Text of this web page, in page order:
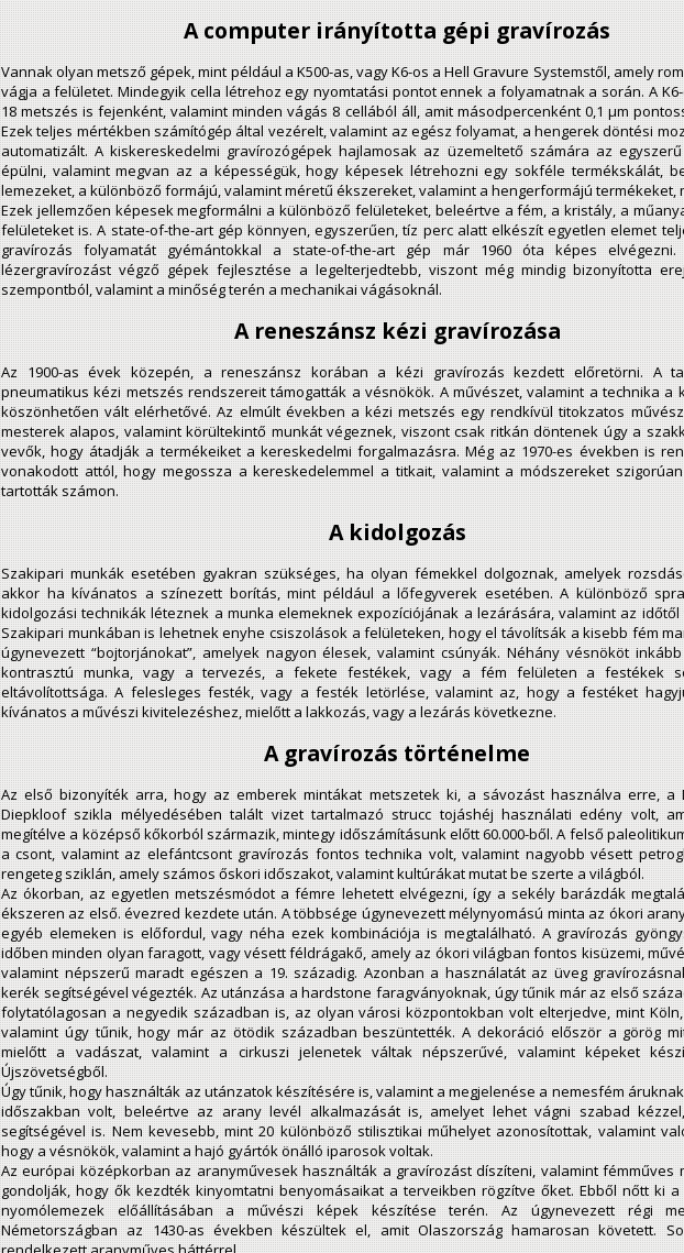
A computer irányította gépi gravírozás
Vannak olyan metsző gépek, mint például a K500-as, vagy K6-os a Hell Gravure Systemstől, amely
vágja a felületet. Mindegyik cella létrehoz egy nyomtatási pontot ennek a folyamatnak a során. A
18 metszés is fejenként, valamint minden vágás 8 cellából áll, amit másodpercenként 0,1 µm
Ezek teljes mértékben számítógép által vezérelt, valamint az egész folyamat, a hengerek döntési
automatizált. A kiskereskedelmi gravírozógépek hajlamosak az üzemeltető számára az
épülni, valamint megvan az a képességük, hogy képesek létrehozni egy sokféle termékskálát,
lemezeket, a különböző formájú, valamint méretű ékszereket, valamint a hengerformájú termékeket,
Ezek jellemzően képesek megformálni a különböző felületeket, beleértve a fém, a kristály, a
felületeket is. A state-of-the-art gép könnyen, egyszerűen, tíz perc alatt elkészít egyetlen elemet
gravírozás folyamatát gyémántokkal a state-of-the-art gép már 1960 óta képes
lézergravírozást végző gépek fejlesztése a legelterjedtebb, viszont még mindig bizonyította
szempontból, valamint a minőség terén a mechanikai vágásoknál.
A reneszánsz kézi gravírozása
Az 1900-as évek közepén, a reneszánsz korában a kézi gravírozás kezdett előretörni. A
pneumatikus kézi metszés rendszereit támogatták a vésnökök. A művészet, valamint a technika a
köszönhetően vált elérhetővé. Az elmúlt években a kézi metszés egy rendkívül titokzatos
mesterek alapos, valamint körültekintő munkát végeznek, viszont csak ritkán döntenek úgy a
vevők, hogy átadják a termékeiket a kereskedelmi forgalmazásra. Még az 1970-es években is
vonakodott attól, hogy megossza a kereskedelemmel a titkait, valamint a módszereket
tartották számon.
A kidolgozás
Szakipari munkák esetében gyakran szükséges, ha olyan fémekkel dolgoznak, amelyek
akkor ha kívánatos a színezett borítás, mint például a lőfegyverek esetében. A különböző
kidolgozási technikák léteznek a munka elemeknek expozíciójának a lezárására, valamint az
Szakipari munkában is lehetnek enyhe csiszolások a felületeken, hogy el távolítsák a kisebb fém
úgynevezett “bojtorjánokat”, amelyek nagyon élesek, valamint csúnyák. Néhány vésnököt
kontrasztú munka, vagy a tervezés, a fekete festékek, vagy a fém felületen a festékek
eltávolítottsága. A felesleges festék, vagy a festék letörlése, valamint az, hogy a festéket
kívánatos a művészi kivitelezéshez, mielőtt a lakkozás, vagy a lezárás következne.
A gravírozás történelme
Az első bizonyíték arra, hogy az emberek mintákat metszetek ki, a sávozást használva erre, a
Diepkloof szikla mélyedésében talált vizet tartalmazó strucc tojáshéj használati edény volt,
megítélve a középső kőkorból származik, mintegy időszámításunk előtt 60.000-ből. A felső
a csont, valamint az elefántcsont gravírozás fontos technika volt, valamint nagyobb vésett
rengeteg sziklán, amely számos őskori időszakot, valamint kultúrákat mutat be szerte a világból.
Az ókorban, az egyetlen metszésmódot a fémre lehetett elvégezni, így a sekély barázdák
ékszeren az első. évezred kezdete után. A többsége úgynevezett mélynyomású minta az ókori
egyéb elemeken is előfordul, vagy néha ezek kombinációja is megtalálható. A gravírozás
időben minden olyan faragott, vagy vésett féldrágakő, amely az ókori világban fontos kisüzemi,
valamint népszerű maradt egészen a 19. századig. Azonban a használatát az üveg
kerék segítségével végezték. Az utánzása a hardstone faragványoknak, úgy tűnik már az első
folytatólagosan a negyedik században is, az olyan városi központokban volt elterjedve, mint
valamint úgy tűnik, hogy már az ötödik században beszüntették. A dekoráció először a görög
mielőtt a vadászat, valamint a cirkuszi jelenetek váltak népszerűvé, valamint képeket
Újszövetségből.
Úgy tűnik, hogy használták az utánzatok készítésére is, valamint a megjelenése a nemesfém
időszakban volt, beleértve az arany levél alkalmazását is, amelyet lehet vágni szabad
segítségével is. Nem kevesebb, mint 20 különböző stilisztikai műhelyet azonosítottak, valamint
hogy a vésnökök, valamint a hajó gyártók önálló iparosok voltak.
Az európai középkorban az aranyművesek használták a gravírozást díszíteni, valamint fémműves
gondolják, hogy ők kezdték kinyomtatni benyomásaikat a terveikben rögzítve őket. Ebből nőtt ki
nyomólemezek előállításában a művészi képek készítése terén. Az úgynevezett régi
Németországban az 1430-as években készültek el, amit Olaszország hamarosan követett.